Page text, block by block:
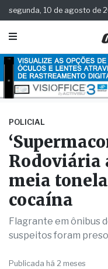
segunda, 10 de agosto de
POLICIAL
Rodoviária
meia
cocaína
Flagrante em ônibus
suspeitos foram
Publicada há 2 meses